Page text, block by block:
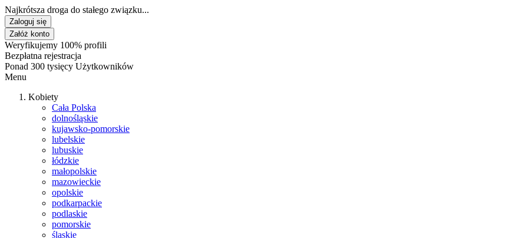
Najkrótsza droga do stałego związku...
Zaloguj się
Załóż konto
Weryfikujemy 100% profili
Bezpłatna rejestracja
Ponad 300 tysięcy Użytkowników
Menu
Kobiety
Cała Polska
dolnośląskie
kujawsko-pomorskie
lubelskie
lubuskie
łódzkie
małopolskie
mazowieckie
opolskie
podkarpackie
podlaskie
pomorskie
śląskie